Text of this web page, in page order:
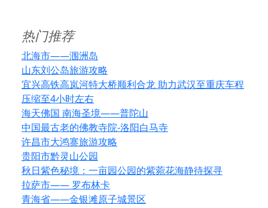
热门推荐
北海市——涠洲岛
山东刘公岛旅游攻略
宜兴高铁高岚河特大桥顺利合龙 助力武汉至重庆车程
压缩至4小时左右
海天佛国 南海圣境——普陀山
中国最古老的佛教寺院-洛阳白马寺
许昌市大鸿寨旅游攻略
贵阳市黔灵山公园
秋日紫色秘境：一亩园公园的紫菀花海静待探寻
拉萨市—— 罗布林卡
青海省——金银滩原子城景区